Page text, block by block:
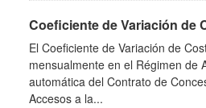
Coeficiente de Variación de
El Coeficiente de Variación de
mensualmente en el Régimen de
automática del Contrato de
Accesos a la...